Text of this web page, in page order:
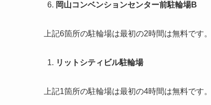
岡山コンベンションセンター前駐輪場B
上記6箇所の駐輪場は最初の2時間は無料です。
リットシティビル駐輪場
上記1箇所の駐輪場は最初の4時間は無料です。